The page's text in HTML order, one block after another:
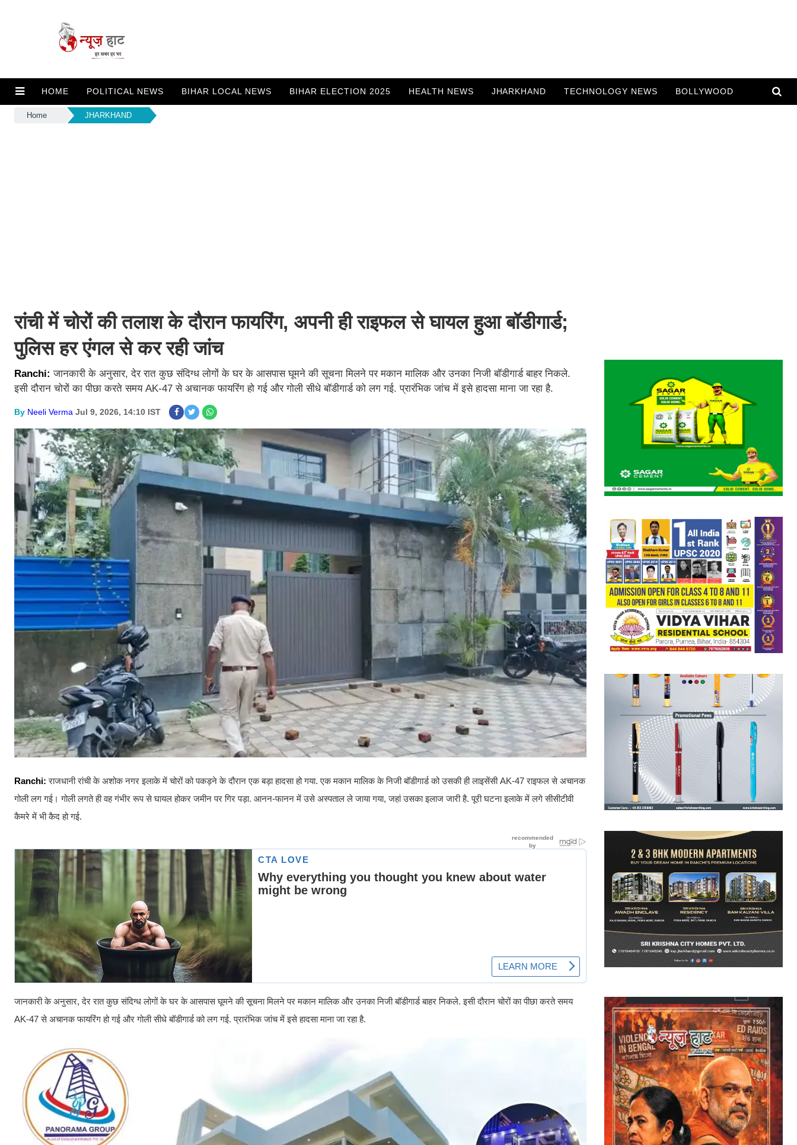
HOME POLITICAL NEWS BIHAR LOCAL NEWS BIHAR ELECTION 2025 HEALTH NEWS JHARKHAND TECHNOLOGY NEWS BOLLYWOOD
Home JHARKHAND
रांची में चोरों की तलाश के दौरान फायरिंग, अपनी ही राइफल से घायल हुआ बॉडीगार्ड;
पुलिस हर एंगल से कर रही जांच
Ranchi: जानकारी के अनुसार, देर रात कुछ संदिग्ध लोगों के घर के आसपास घूमने की सूचना मिलने पर मकान मालिक और उनका निजी बॉडीगार्ड बाहर निकले.
इसी दौरान चोरों का पीछा करते समय AK-47 से अचानक फायरिंग हो गई और गोली सीधे बॉडीगार्ड को लग गई. प्रारंभिक जांच में इसे हादसा माना जा रहा है.
By Neeli Verma Jul 9, 2026, 14:10 IST
Ranchi: राजधानी रांची के अशोक नगर इलाके में चोरों को पकड़ने के दौरान एक बड़ा हादसा हो गया. एक मकान मालिक के निजी बॉडीगार्ड को उसकी ही लाइसेंसी AK-47 राइफल से अचानक
गोली लग गई। गोली लगते ही वह गंभीर रूप से घायल होकर जमीन पर गिर पड़ा. आनन-फानन में उसे अस्पताल ले जाया गया, जहां उसका इलाज जारी है. पूरी घटना इलाके में लगे सीसीटीवी
कैमरे में भी कैद हो गई.
जानकारी के अनुसार, देर रात कुछ संदिग्ध लोगों के घर के आसपास घूमने की सूचना मिलने पर मकान मालिक और उनका निजी बॉडीगार्ड बाहर निकले. इसी दौरान चोरों का पीछा करते समय
AK-47 से अचानक फायरिंग हो गई और गोली सीधे बॉडीगार्ड को लग गई. प्रारंभिक जांच में इसे हादसा माना जा रहा है.